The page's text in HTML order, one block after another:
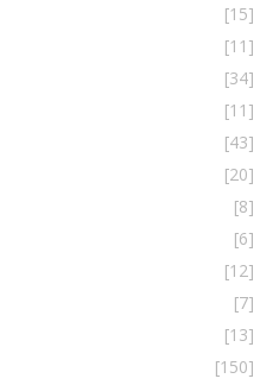
[15]
[11]
[34]
[11]
[43]
[20]
[8]
[6]
[12]
[7]
[13]
[150]